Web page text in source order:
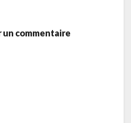
un commentaire